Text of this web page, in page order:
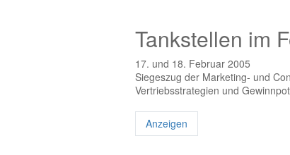
Tankstellen im
17. und 18. Februar 2005
Siegeszug der Marketing- und
Vertriebsstrategien und
Anzeigen